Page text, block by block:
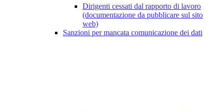
Dirigenti cessati dal rapporto di lavoro
(documentazione da pubblicare sul sito
web)
Sanzioni per mancata comunicazione dei dati